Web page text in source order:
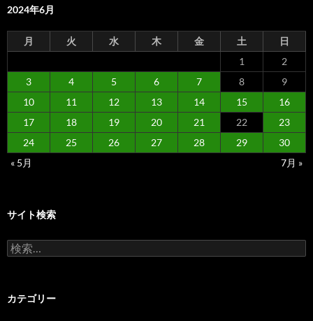
2024年6月
月 火 水 木 金 土
日
1
2
3
4 5 6 7 8
9
10
11 12 13 14 15
16
17
18 19 20 21 22
23
24
25 26 27 28 29
30
« 5月
7月 »
サイト検索
検
索:
カテゴリー